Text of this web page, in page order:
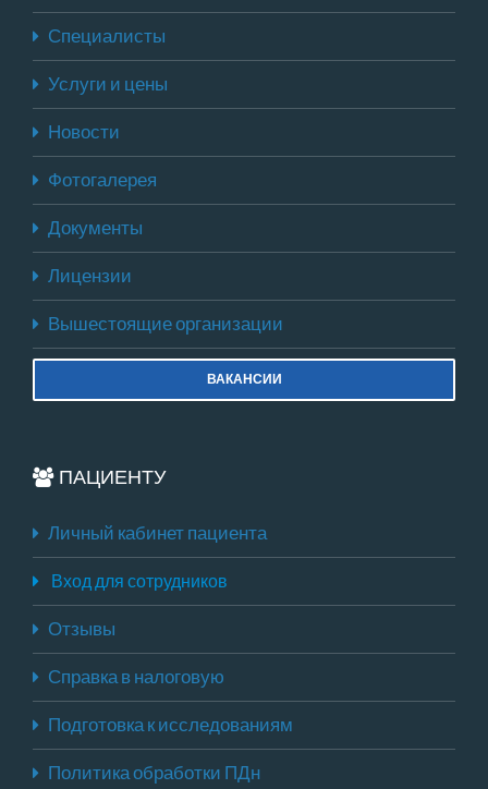
Специалисты
Услуги и цены
Новости
Фотогалерея
Документы
Лицензии
Вышестоящие организации
ВАКАНСИИ
ПАЦИЕНТУ
Личный кабинет пациента
Вход для сотрудников
Отзывы
Справка в налоговую
Подготовка к исследованиям
Политика обработки ПДн